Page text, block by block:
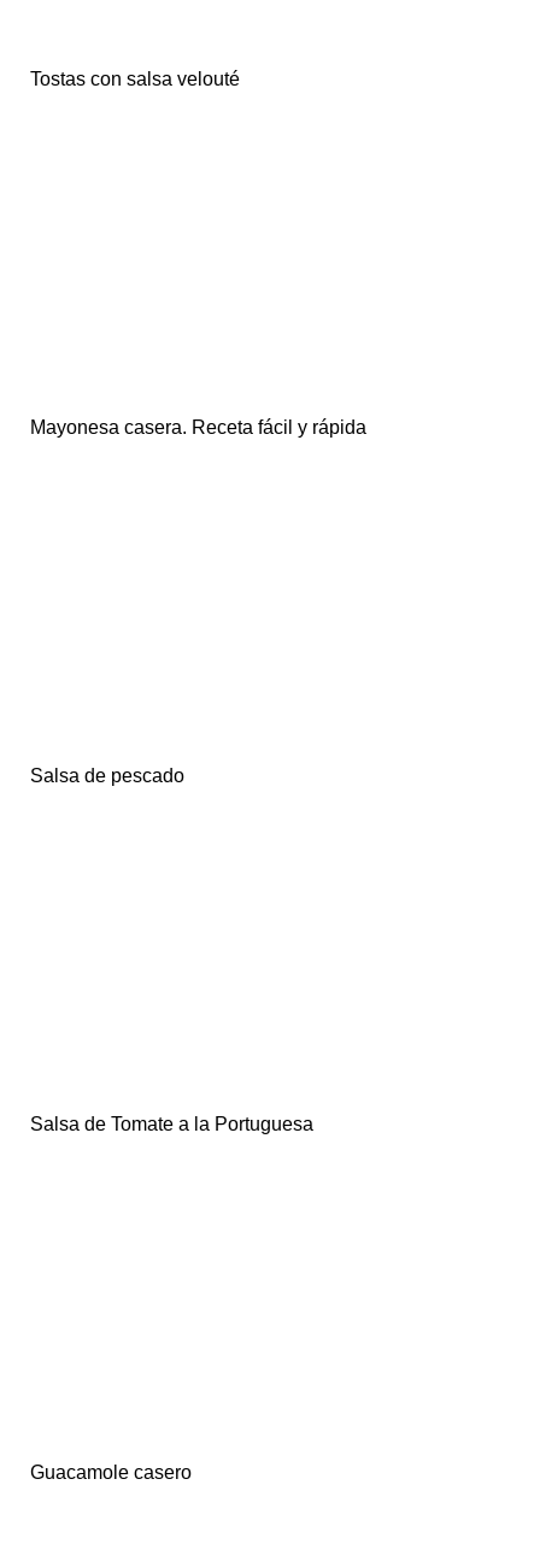
Tostas con salsa velouté
Mayonesa casera. Receta fácil y rápida
Salsa de pescado
Salsa de Tomate a la Portuguesa
Guacamole casero